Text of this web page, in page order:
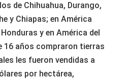
de Chihuahua, Durango,
y Chiapas; en América
y en América del
16 años compraron tierras
les fueron vendidas a
por hectárea,